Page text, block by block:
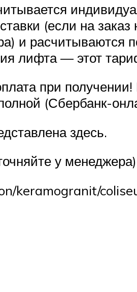
(если на
и расчитываются
лифта — этот
при
(Сбербанк-
здесь.
у менеджера)
keramogranit/